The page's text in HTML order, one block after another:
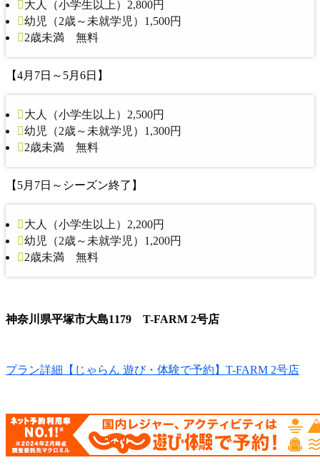
大人（小学生以上）2,800円
幼児（2歳～未就学児）1,500円
2歳未満 無料
【4月7日～5月6日】
大人（小学生以上）2,500円
幼児（2歳～未就学児）1,300円
2歳未満 無料
【5月7日～シーズン終了】
大人（小学生以上）2,200円
幼児（2歳～未就学児）1,200円
2歳未満 無料
神奈川県平塚市大島1179 T-FARM 2号店
プラン詳細【じゃらん 遊び・体験で予約】T-FARM 2号店